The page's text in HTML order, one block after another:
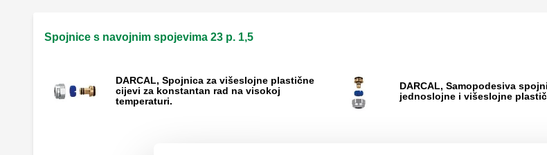
Spojnice s navojnim spojevima 23 p. 1,5
DARCAL, Spojnica za višeslojne plastične
cijevi za konstantan rad na visokoj
temperaturi.
DARCAL, Samopodesiva
jednoslojne i višeslojne